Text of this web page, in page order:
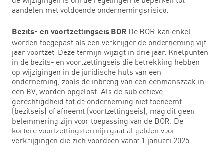
aandelen met voldoende ondernemingsrisico.
Bezits- en voortzettingseis BOR De BOR kan enkel
worden toegepast als een verkrijger de onderneming vijf
jaar voortzet. Deze termijn wijzigt in drie jaar. Knelpunten
in de bezits- en voortzettingseis die betrekking hebben
op wijzigingen in de juridische huls van een
onderneming, zoals de inbreng van een eenmanszaak in
een BV, worden opgelost. Als de subjectieve
gerechtigdheid tot de onderneming niet toeneemt
(bezitseis) of afneemt (voortzettingseis), mag dit geen
belemmering zijn voor toepassing van de BOR. De
kortere voortzettingstermijn gaat al gelden voor
verkrijgingen die zich voordoen vanaf 1 januari 2025.